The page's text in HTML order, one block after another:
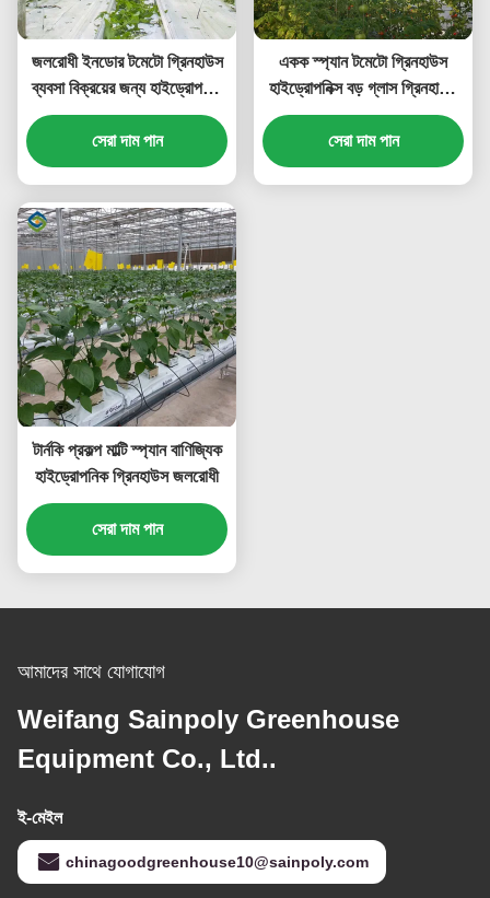
জলরোধী ইনডোর টমেটো গ্রিনহাউস
ব্যবসা বিক্রয়ের জন্য হাইড্রোপনিক
সিস্টেম সমাবেশ প্রয়োজন গ্রিনহাউস
সেরা দাম পান
একক স্প্যান টমেটো গ্রিনহাউস
হাইড্রোপনিক্স বড় গ্লাস গ্রিনহাউস
বৃদ্ধি
সেরা দাম পান
টার্নকি প্রকল্প মাল্টি স্প্যান বাণিজ্যিক
হাইড্রোপনিক গ্রিনহাউস জলরোধী
সেরা দাম পান
আমাদের সাথে যোগাযোগ
Weifang Sainpoly Greenhouse
Equipment Co., Ltd..
ই-মেইল
chinagoodgreenhouse10@sainpoly.com